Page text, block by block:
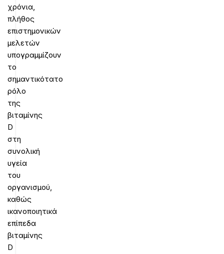
χρόνια,
πλήθος
επιστημονικών
μελετών
υπογραμμίζουν
το
σημαντικότατο
ρόλο
της
βιταμίνης
D
στη
συνολική
υγεία
του
οργανισμού,
καθώς
ικανοποιητικά
επίπεδα
βιταμίνης
D